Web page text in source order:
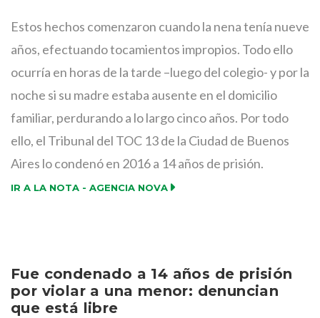
Estos hechos comenzaron cuando la nena tenía nueve
años, efectuando tocamientos impropios. Todo ello
ocurría en horas de la tarde –luego del colegio- y por la
noche si su madre estaba ausente en el domicilio
familiar, perdurando a lo largo cinco años. Por todo
ello, el Tribunal del TOC 13 de la Ciudad de Buenos
Aires lo condenó en 2016 a 14 años de prisión.
IR A LA NOTA - AGENCIA NOVA
Fue condenado a 14 años de prisión
por violar a una menor: denuncian
que está libre